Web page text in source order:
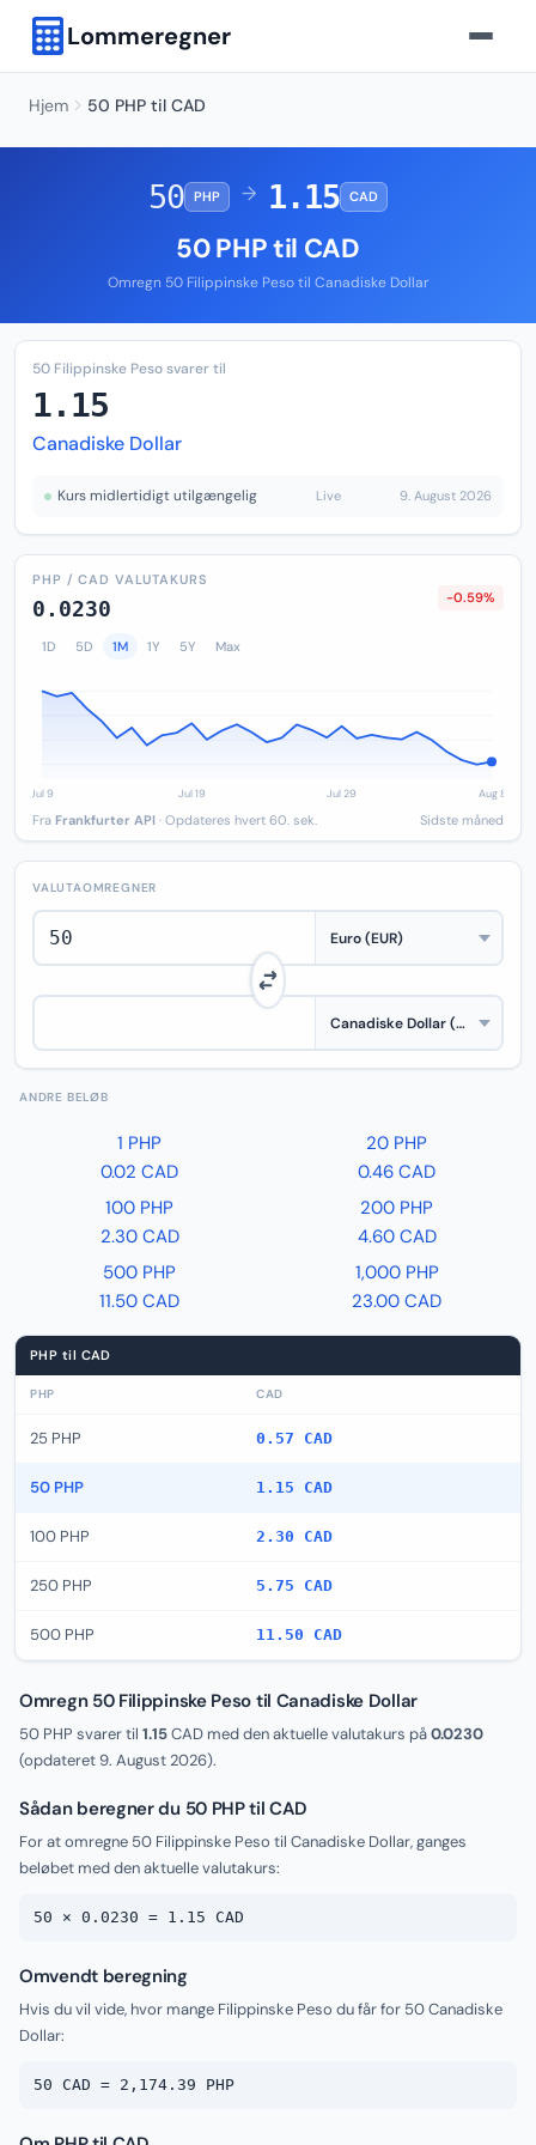
Lommeregner
Hjem 50 PHP til CAD
50 PHP → 1.15 CAD
50 PHP til CAD
Omregn 50 Filippinske Peso til Canadiske Dollar
50 Filippinske Peso svarer til
1.15
Canadiske Dollar
Kurs midlertidigt utilgængelig Live 9. August 2026
PHP / CAD VALUTAKURS
0.0230 -0.59%
1D 5D 1M 1Y 5Y Max
Fra Frankfurter API · Opdateres hvert 60. sek. Sidste måned
VALUTAOMREGNER
ANDRE BELØB
1 PHP
0.02 CAD
20 PHP
0.46 CAD
100 PHP
2.30 CAD
200 PHP
4.60 CAD
500 PHP
11.50 CAD
1,000 PHP
23.00 CAD
PHP til CAD
PHP CAD
25 PHP 0.57 CAD
50 PHP 1.15 CAD
100 PHP 2.30 CAD
250 PHP 5.75 CAD
500 PHP 11.50 CAD
Omregn 50 Filippinske Peso til Canadiske Dollar
50 PHP svarer til 1.15CAD med den aktuelle valutakurs på0.0230
(opdateret9. August 2026).
Sådan beregner du 50 PHP til CAD
For at omregne 50 Filippinske Peso til Canadiske Dollar, ganges
beløbet med den aktuelle valutakurs:
50 × 0.0230 = 1.15 CAD
Omvendt beregning
Hvis du vil vide, hvor mange Filippinske Peso du får for 50 Canadiske
Dollar:
50 CAD = 2,174.39 PHP